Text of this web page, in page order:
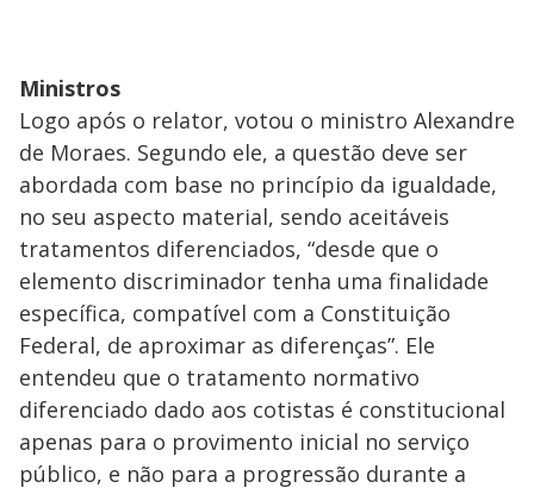
Ministros
Logo após o relator, votou o ministro Alexandre
de Moraes. Segundo ele, a questão deve ser
abordada com base no princípio da igualdade,
no seu aspecto material, sendo aceitáveis
tratamentos diferenciados, “desde que o
elemento discriminador tenha uma finalidade
específica, compatível com a Constituição
Federal, de aproximar as diferenças”. Ele
entendeu que o tratamento normativo
diferenciado dado aos cotistas é constitucional
apenas para o provimento inicial no serviço
público, e não para a progressão durante a